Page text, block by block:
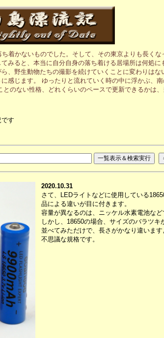
着かないものでした。そして、その東京よりも長く
みると、本当に自分自身の落ち着ける居場所は何処に
、野生動物たちの撮影を続けていくことに変わりは
感じます。 ゆったりと流れていく時の中に浮かぶ、
のない性格、どれくらいのペースで更新できるかは、
す
2020.10.31
さて、LEDライトなどに使用している
品による違いが目に付きます。
容量が異なるのは、ニッケル水素電池など
しかし、18650の場合、サイズのバラツキ
並べてみただけで、長さがかなり違います
不思議な規格です。